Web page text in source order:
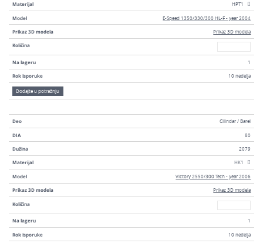
Materijal HPT1
Model E-Speed 1350/330/300 HL-F - year 2004
Prikaz 3D modela Prikaz 3D modela
Količina
Na lageru 1
Rok isporuke 10 nedelja
Dodajte u potražnju
Deo Cilindar / Barel
DIA 80
Dužina 2079
Materijal HK1
Model Victory 2550/300 Tech - year 2006
Prikaz 3D modela Prikaz 3D modela
Količina
Na lageru 1
Rok isporuke 10 nedelja